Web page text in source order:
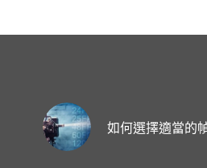
如何選擇適當的